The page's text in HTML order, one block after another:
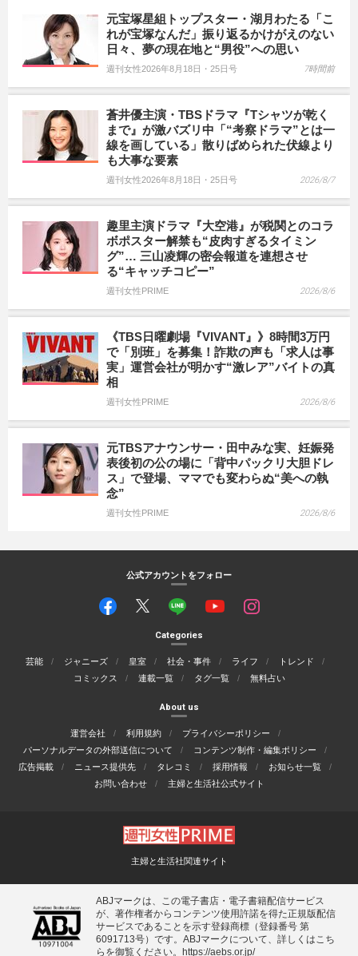
元宝塚星組トップスター・湖月わたる「こ
れが宝塚なんだ」振り返るかけがえのない
日々、夢の現在地と“男役”への思い
週刊女性2026年8月18日・25日号 7時間前
蒼井優主演・TBSドラマ『Tシャツが乾く
まで』が激バズリ中「“考察ドラマ”とは一
線を画している」散りばめられた伏線より
も大事な要素
週刊女性2026年8月18日・25日号 2026/8/7
趣里主演ドラマ『大空港』が税関とのコラ
ボポスター解禁も“皮肉すぎるタイミン
グ”… 三山凌輝の密会報道を連想させ
る“キャッチコピー”
週刊女性PRIME 2026/8/6
《TBS日曜劇場『VIVANT』》8時間3万円
で「別班」を募集！詐欺の声も「求人は事
実」運営会社が明かす“激レア”バイトの真
相
週刊女性PRIME 2026/8/6
元TBSアナウンサー・田中みな実、妊娠発
表後初の公の場に「背中パックリ大胆ドレ
ス」で登場、ママでも変わらぬ“美への執
念”
週刊女性PRIME 2026/8/6
公式アカウントをフォロー
Categories
芸能 ジャニーズ 皇室 社会・事件 ライフ
トレンド
コミックス
連載一覧 タグ一覧 無料占い
About us
運営会社 利用規約
プライバシーポリシー
パーソナルデータの外部送信について
コンテンツ制作・編集ポリシー
広告掲載
ニュース提供先 タレコミ 採用情報
お知らせ一覧
お問い合わせ
主婦と生活社公式サイト
主婦と生活社関連サイト
ABJマークは、この電子書店・電子書籍配信サービス
が、著作権者からコンテンツ使用許諾を得た正規版配信
サービスであることを示す登録商標（登録番号 第
6091713号）です。ABJマークについて、詳しくはこち
らを御覧ください。
https://aebs.or.jp/